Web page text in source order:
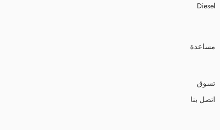
Diesel
مساعدة
تسوق
اتصل بنا